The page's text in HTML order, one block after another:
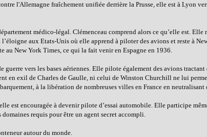
l'Allemagne fraîchement unifiée derrière la Prusse, elle est à Lyon
médico-légal. Clémenceau comprend alors ce qu’elle est. Elle
aux Etats-Unis où elle apprend à piloter des avions et reste à
New York Times, ce qui la fait venir en Espagne en 1936.
vers les bases aériennes. Elle pilote également des avions tractant
en exil de Charles de Gaulle, ni celui de Winston Churchill ne lui
à la libération de nombreuses villes en France en neutralisant
est encouragée à devenir pilote d’essai automobile. Elle participe
requis pour être un agent secret accompli.
autour du monde.